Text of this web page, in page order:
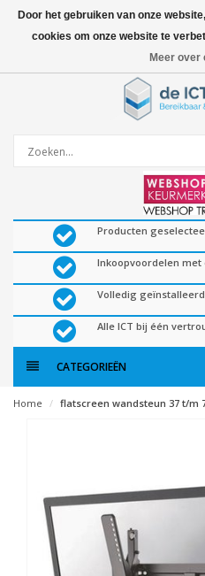
0artikelen
Producten
Inkoopvoordelen met
Volledig
Alle ICT bij één
CATEGORIEËN
Home flatscreen wandsteun 37 t/m
Door het gebruiken van onze
cookies om onze website te
Meer over